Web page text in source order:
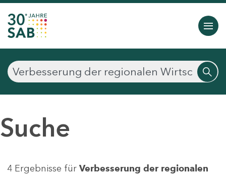
Suche
4 Ergebnisse für Verbesserung der regionalen